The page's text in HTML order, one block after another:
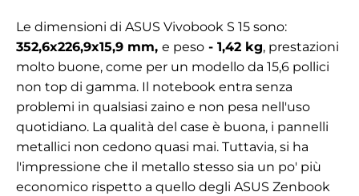
Le dimensioni di ASUS Vivobook S 15 sono:
352,6x226,9x15,9 mm, e peso - 1,42 kg, prestazioni
molto buone, come per un modello da 15,6 pollici
non top di gamma. Il notebook entra senza
problemi in qualsiasi zaino e non pesa nell'uso
quotidiano. La qualità del case è buona, i pannelli
metallici non cedono quasi mai. Tuttavia, si ha
l'impressione che il metallo stesso sia un po' più
economico rispetto a quello degli ASUS Zenbook